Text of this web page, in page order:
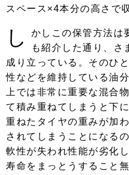
スペース×4本分の高さで
し
かしこの保管方法は
も紹介した通り、さ
成り立っている。そのひ
性などを維持している油
上では非常に重要な混合
て積み重ねてしまうと下
重ねたタイヤの重みが加
されてしまうことになる
軟性が失われ性能が劣化
寿命をまっとうすること